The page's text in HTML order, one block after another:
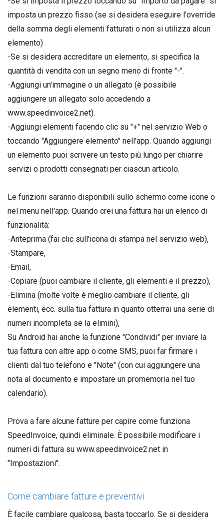
imposta un prezzo fisso (se si desidera eseguire l'override
della somma degli elementi fatturati o non si utilizza alcun
elemento)
-Se si desidera accreditare un elemento, si specifica la
quantità di vendita con un segno meno di fronte "-".
-Aggiungi un'immagine o un allegato (è possibile
aggiungere un allegato solo accedendo a
www.speedinvoice2.net).
-Aggiungi elementi facendo clic su "+" nel servizio Web o
toccando "Aggiungere elemento" nell'app. Quando aggiungi
un elemento puoi scrivere un testo più lungo per chiarire
servizi o prodotti consegnati per ciascun articolo.
Le funzioni saranno disponibili sullo schermo come icone o
nel menu nell'app. Quando crei una fattura hai un elenco di
funzionalità:
-Anteprima (fai clic sull'icona di stampa nel servizio web),
-Stampare,
-Email,
-Copiare (puoi cambiare il cliente, gli elementi e il prezzo),
-Elimina (molte volte è meglio cambiare il cliente, gli
elementi, ecc. sulla tua fattura in quanto otterrai una serie di
numeri incompleta se la elimini),
Su Android hai anche la funzione "Condividi" per inviare la
tua fattura con altre app o come SMS, puoi far firmare i
clienti dal tuo telefono e "Note" (con cui aggiungere una
nota al documento e impostare un promemoria nel tuo
calendario).
Prova a fare alcune fatture per capire come funziona
SpeedInvoice, quindi eliminale. È possibile modificare i
numeri di fattura su www.speedinvoice2.net in
"Impostazioni".
Come cambiare fatture e preventivi
È facile cambiare qualcosa, basta toccarlo. Se si desidera